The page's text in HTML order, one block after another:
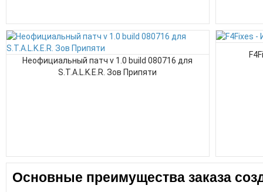
Неофициальный патч v 1.0 build 080716 для
S.T.A.L.K.E.R. Зов Припяти
Основные преимущества заказа